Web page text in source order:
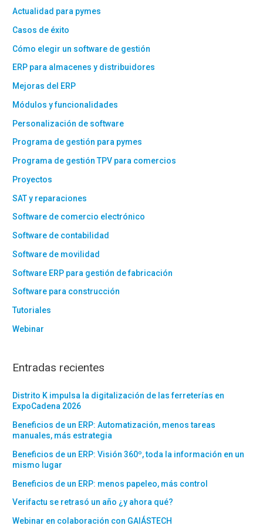
Actualidad para pymes
Casos de éxito
Cómo elegir un software de gestión
ERP para almacenes y distribuidores
Mejoras del ERP
Módulos y funcionalidades
Personalización de software
Programa de gestión para pymes
Programa de gestión TPV para comercios
Proyectos
SAT y reparaciones
Software de comercio electrónico
Software de contabilidad
Software de movilidad
Software ERP para gestión de fabricación
Software para construcción
Tutoriales
Webinar
Entradas recientes
Distrito K impulsa la digitalización de las ferreterías en
ExpoCadena 2026
Beneficios de un ERP: Automatización, menos tareas
manuales, más estrategia
Beneficios de un ERP: Visión 360º, toda la información en un
mismo lugar
Beneficios de un ERP: menos papeleo, más control
Verifactu se retrasó un año ¿y ahora qué?
Webinar en colaboración con GAIÁSTECH